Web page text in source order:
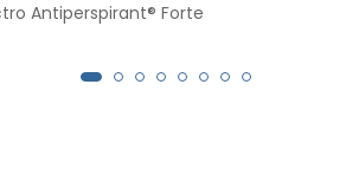
Antiperspirant® Forte